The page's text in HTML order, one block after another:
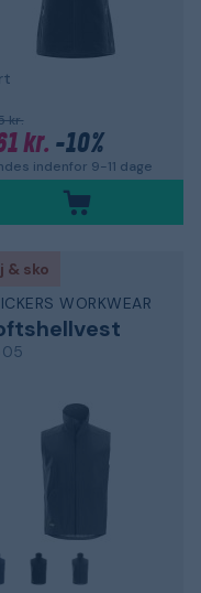
kr.
kr. -10%
indenfor 9-11 dage
& sko
WORKWEAR